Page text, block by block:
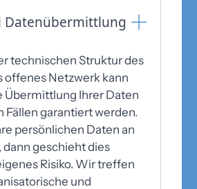
Datenübermittlung
technischen Struktur des
offenes Netzwerk kann
Übermittlung Ihrer Daten
Fällen garantiert werden.
persönlichen Daten an
dann geschieht dies
Risiko. Wir treffen
und